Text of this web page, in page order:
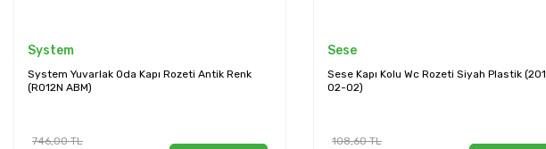
Sese
Sese Kapı Kolu Wc Rozeti Siyah Plastik (201-22-
02-02)
108,60TL
System
System Yuvarlak Wc Kapı Rozeti Antik Renk
(RO12W ABM)
1.042,52TL